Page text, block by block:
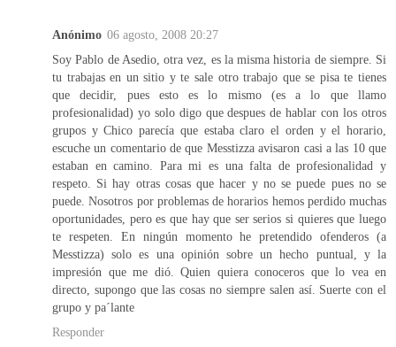
Anónimo 06 agosto, 2008 20:27
Soy Pablo de Asedio, otra vez, es la misma historia de siempre. Si
tu trabajas en un sitio y te sale otro trabajo que se pisa te tienes
que decidir, pues esto es lo mismo (es a lo que llamo
profesionalidad) yo solo digo que despues de hablar con los otros
grupos y Chico parecía que estaba claro el orden y el horario,
escuche un comentario de que Messtizza avisaron casi a las 10 que
estaban en camino. Para mi es una falta de profesionalidad y
respeto. Si hay otras cosas que hacer y no se puede pues no se
puede. Nosotros por problemas de horarios hemos perdido muchas
oportunidades, pero es que hay que ser serios si quieres que luego
te respeten. En ningún momento he pretendido ofenderos (a
Messtizza) solo es una opinión sobre un hecho puntual, y la
impresión que me dió. Quien quiera conoceros que lo vea en
directo, supongo que las cosas no siempre salen así. Suerte con el
grupo y pa´lante
Responder